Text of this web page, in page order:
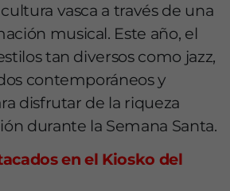
vasca a través de una
musical. Este año, el
tan diversos como jazz,
contemporáneos y
disfrutar de la riqueza
durante la Semana Santa.
en el Kiosko del